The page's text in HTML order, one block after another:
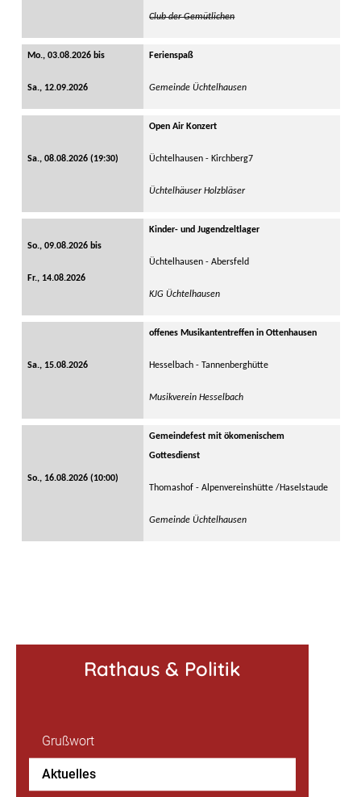
Club der Gemütlichen
Mo., 03.08.2026 bis
Sa., 12.09.2026
Ferienspaß
Gemeinde Üchtelhausen
Sa., 08.08.2026 (19:30)
Open Air Konzert
Üchtelhausen - Kirchberg7
Üchtelhäuser Holzbläser
So., 09.08.2026 bis
Fr., 14.08.2026
Kinder- und Jugendzeltlager
Üchtelhausen - Abersfeld
KJG Üchtelhausen
Sa., 15.08.2026
offenes Musikantentreffen in Ottenhausen
Hesselbach - Tannenberghütte
Musikverein Hesselbach
So., 16.08.2026 (10:00)
Gemeindefest mit ökomenischem
Gottesdienst
Thomashof - Alpenvereinshütte /Haselstaude
Gemeinde Üchtelhausen
Rathaus & Politik
Grußwort
Aktuelles